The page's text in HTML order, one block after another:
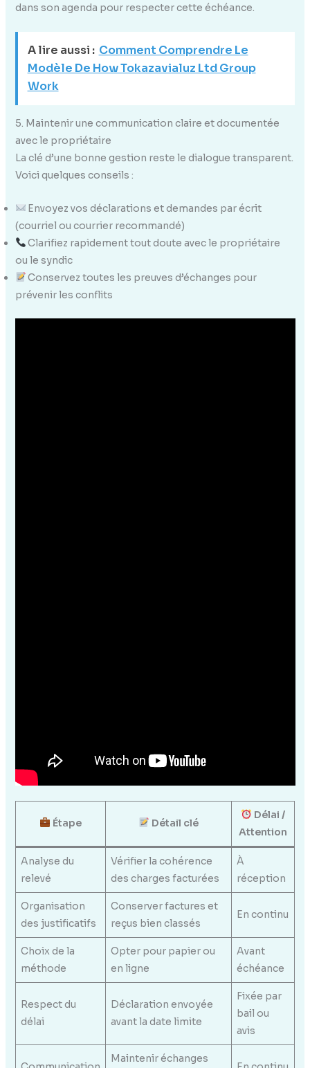
dans son agenda pour respecter cette échéance.
A lire aussi : Comment Comprendre Le
Modèle De How Tokazavialuz Ltd Group
Work
5. Maintenir une communication claire et documentée
avec le propriétaire
La clé d’une bonne gestion reste le dialogue transparent.
Voici quelques conseils :
Envoyez vos déclarations et demandes par écrit
(courriel ou courrier recommandé)
Clarifiez rapidement tout doute avec le propriétaire
ou le syndic
Conservez toutes les preuves d’échanges pour
prévenir les conflits
Étape Détail clé
Délai /
Attention
Analyse du
relevé
Vérifier la cohérence
des charges facturées
À
réception
Organisation
des justificatifs
Conserver factures et
reçus bien classés
En continu
Choix de la
méthode
Opter pour papier ou
en ligne
Avant
échéance
Respect du
délai
Déclaration envoyée
avant la date limite
Fixée par
bail ou
avis
Maintenir échanges